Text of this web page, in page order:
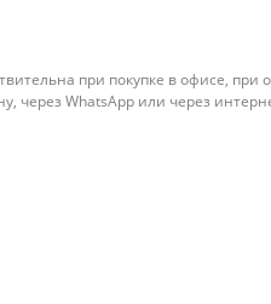
при покупке в офисе, при
через WhatsApp или через